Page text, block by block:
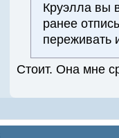
Круэлла вы
ранее
переживать
Стоит. Она мне